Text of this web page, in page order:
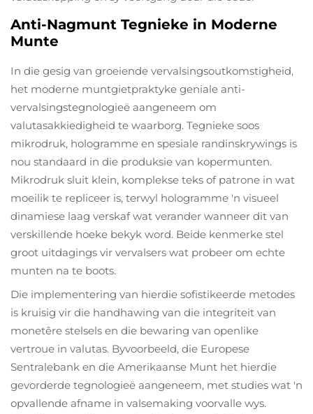
Anti-Nagmunt Tegnieke in Moderne
Munte
In die gesig van groeiende vervalsingsoutkomstigheid,
het moderne muntgietpraktyke geniale anti-
vervalsingstegnologieë aangeneem om
valutasakkiedigheid te waarborg. Tegnieke soos
mikrodruk, hologramme en spesiale randinskrywings is
nou standaard in die produksie van kopermunten.
Mikrodruk sluit klein, komplekse teks of patrone in wat
moeilik te repliceer is, terwyl hologramme 'n visueel
dinamiese laag verskaf wat verander wanneer dit van
verskillende hoeke bekyk word. Beide kenmerke stel
groot uitdagings vir vervalsers wat probeer om echte
munten na te boots.
Die implementering van hierdie sofistikeerde metodes
is kruisig vir die handhawing van die integriteit van
monetêre stelsels en die bewaring van openlike
vertroue in valutas. Byvoorbeeld, die Europese
Sentralebank en die Amerikaanse Munt het hierdie
gevorderde tegnologieë aangeneem, met studies wat 'n
opvallende afname in valsemaking voorvalle wys.